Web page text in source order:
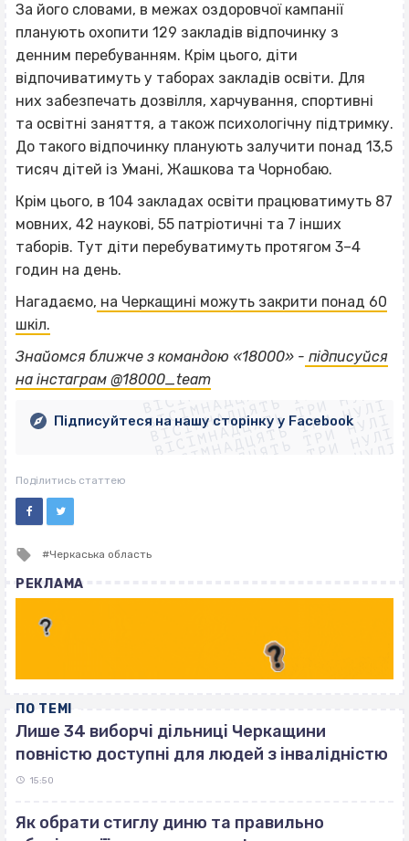
За його словами, в межах оздоровчої кампанії
планують охопити 129 закладів відпочинку з
денним перебуванням. Крім цього, діти
відпочиватимуть у таборах закладів освіти. Для
них забезпечать дозвілля, харчування, спортивні
та освітні заняття, а також психологічну підтримку.
До такого відпочинку планують залучити понад 13,5
тисяч дітей із Умані, Жашкова та Чорнобаю.
Крім цього, в 104 закладах освіти працюватимуть 87
мовних, 42 наукові, 55 патріотичні та 7 інших
таборів. Тут діти перебуватимуть протягом 3–4
годин на день.
Нагадаємо, на Черкащині можуть закрити понад 60
шкіл.
Знайомся ближче з командою «18000» - підписуйся
на інстаграм @18000_teamВІСІМНАДЦЯТЬ ТРИ НУЛІ
ВІСІМНАДЦЯТЬ ТРИ НУЛІ
ВІСІМНАДЦЯТЬ ТРИ НУЛІ
ВІСІМНАДЦЯТЬ ТРИ НУЛІ
ВІСІМНАДЦЯТЬ ТРИ НУЛІ
ВІСІМНАДЦЯТЬ ТРИ НУЛІ
ВІСІМНАДЦЯТЬ ТРИ НУЛІ
ВІСІМНАДЦЯТЬ ТРИ НУЛІ
Підписуйтеся на нашу сторінку у Facebook
Поділитись статтею
Tagged
Черкаська область
РЕКЛАМА
ПО ТЕМІ
Лише 34 виборчі дільниці Черкащини
повністю доступні для людей з інвалідністю
15:50
Як обрати стиглу диню та правильно